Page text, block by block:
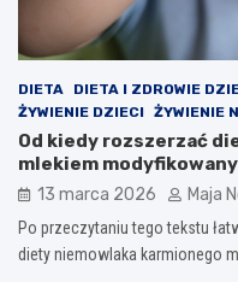
DIETA DIETA I ZDROWIE
ŻYWIENIE DZIECI
ŻYWIENIE
Od kiedy rozszerzać
mlekiem
13 marca 2026 Maja
Po przeczytaniu tego tekstu
diety niemowlaka karmionego